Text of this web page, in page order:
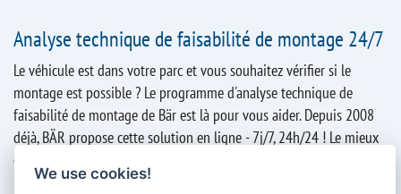
Analyse technique de faisabilité de montage 24/7
Le véhicule est dans votre parc et vous souhaitez vérifier si le
montage est possible ? Le programme d'analyse technique de
faisabilité de montage de Bär est là pour vous aider. Depuis 2008
déjà, BÄR propose cette solution en ligne - 7j/7, 24h/24 ! Le mieux
est de remplir au préalable la feuille de mesures afin d'avoir toutes
les données à portée de main.
We use cookies!